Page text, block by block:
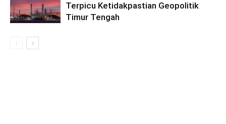
Terpicu Ketidakpastian Geopolitik
Timur Tengah